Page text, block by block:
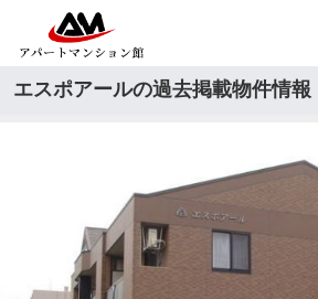
エスポアールの過去掲載物件情報